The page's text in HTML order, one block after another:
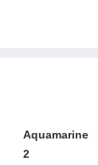
Aquamarine
2